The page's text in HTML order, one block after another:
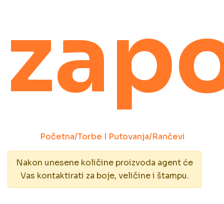
Početna/Torbe I Putovanja/Rančevi
Nakon unesene količine proizvoda agent će
Vas kontaktirati za boje, veličine i štampu.